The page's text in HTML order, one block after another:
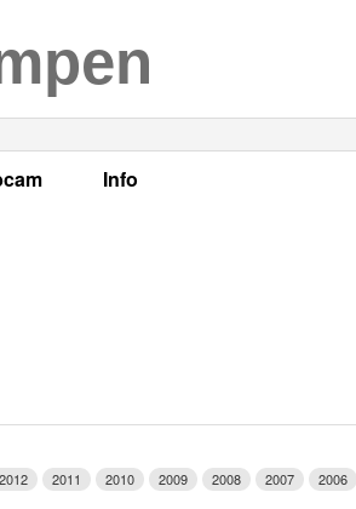
Info
2012 2011 2010 2009 2008 2007 2006